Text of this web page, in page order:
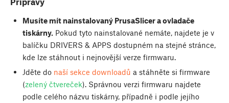
Musíte mít nainstalovaný PrusaSlicer a ovladače
tiskárny.Pokud tyto nainstalované nemáte, najdete je v
balíčku DRIVERS & APPS dostupném na stejné stránce,
kde lze stáhnout i nejnovější verze firmwaru.
Jděte do naší sekce downloadů a stáhněte si firmware
(zelený čtvereček). Správnou verzi firmwaru najdete
podle celého názvu tiskárny, případně i podle jejího